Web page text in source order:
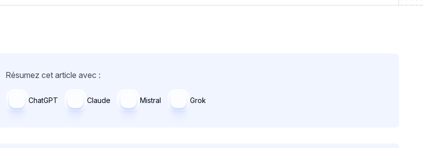
Résumez cet article avec :
ChatGPT Claude Mistral Grok